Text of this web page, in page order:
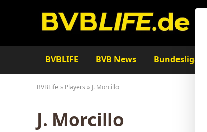
BVBLIFE BVB News Bundesliga
BVBLife » Players » J. Morcillo
J. Morcillo